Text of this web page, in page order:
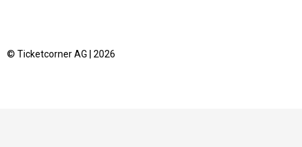
© Ticketcorner AG | 2026